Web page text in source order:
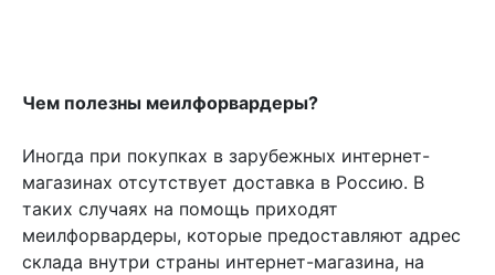
Чем полезны меилфорвардеры?
Иногда при покупках в зарубежных интернет-
магазинах отсутствует доставка в Россию. В
таких случаях на помощь приходят
меилфорвардеры, которые предоставляют адрес
склада внутри страны интернет-магазина, на